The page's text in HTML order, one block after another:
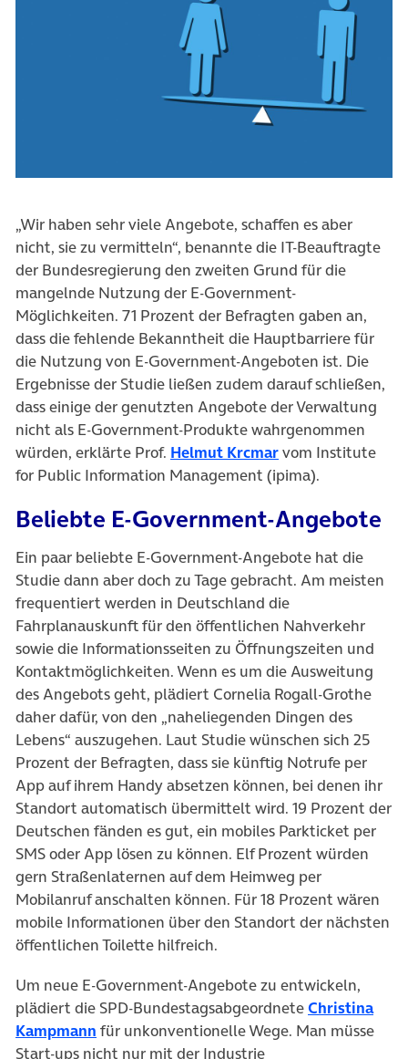
„Wir haben sehr viele Angebote, schaffen es aber
nicht, sie zu vermitteln“, benannte die IT-Beauftragte
der Bundesregierung den zweiten Grund für die
mangelnde Nutzung der E-Government-
Möglichkeiten. 71 Prozent der Befragten gaben an,
dass die fehlende Bekanntheit die Hauptbarriere für
die Nutzung von E-Government-Angeboten ist. Die
Ergebnisse der Studie ließen zudem darauf schließen,
dass einige der genutzten Angebote der Verwaltung
nicht als E-Government-Produkte wahrgenommen
würden, erklärte Prof. Helmut Krcmarvom Institute
for Public Information Management (ipima).
Beliebte E-Government-Angebote
Ein paar beliebte E-Government-Angebote hat die
Studie dann aber doch zu Tage gebracht. Am meisten
frequentiert werden in Deutschland die
Fahrplanauskunft für den öffentlichen Nahverkehr
sowie die Informationsseiten zu Öffnungszeiten und
Kontaktmöglichkeiten. Wenn es um die Ausweitung
des Angebots geht, plädiert Cornelia Rogall-Grothe
daher dafür, von den „naheliegenden Dingen des
Lebens“ auszugehen. Laut Studie wünschen sich 25
Prozent der Befragten, dass sie künftig Notrufe per
App auf ihrem Handy absetzen können, bei denen ihr
Standort automatisch übermittelt wird. 19 Prozent der
Deutschen fänden es gut, ein mobiles Parkticket per
SMS oder App lösen zu können. Elf Prozent würden
gern Straßenlaternen auf dem Heimweg per
Mobilanruf anschalten können. Für 18 Prozent wären
mobile Informationen über den Standort der nächsten
öffentlichen Toilette hilfreich.
Um neue E-Government-Angebote zu entwickeln,
plädiert die SPD-BundestagsabgeordneteChristina
Kampmann für unkonventionelle Wege. Man müsse
Start-ups nicht nur mit der Industrie